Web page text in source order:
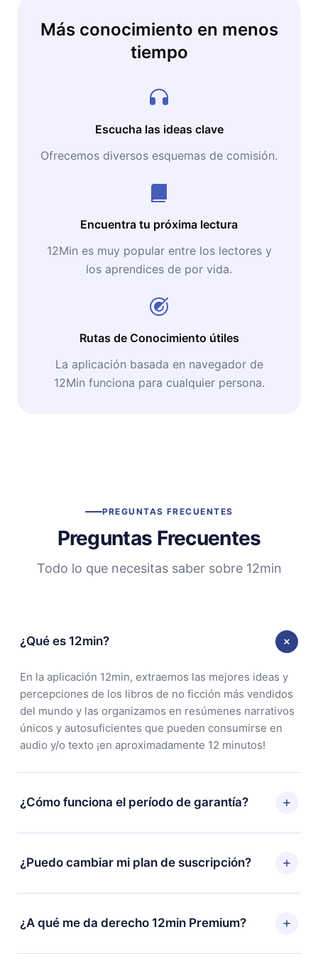
Más conocimiento en menos
tiempo
Escucha las ideas clave
Ofrecemos diversos esquemas de comisión.
Encuentra tu próxima lectura
12Min es muy popular entre los lectores y
los aprendices de por vida.
Rutas de Conocimiento útiles
La aplicación basada en navegador de
12Min funciona para cualquier persona.
PREGUNTAS FRECUENTES
Preguntas Frecuentes
Todo lo que necesitas saber sobre 12min
¿Qué es 12min?
En la aplicación 12min, extraemos las mejores ideas y
percepciones de los libros de no ficción más vendidos
del mundo y las organizamos en resúmenes narrativos
únicos y autosuficientes que pueden consumirse en
audio y/o texto ¡en aproximadamente 12 minutos!
¿Cómo funciona el período de garantía?
Puedes descargar nuestra aplicación y comenzar a
disfrutar de nuestra biblioteca. Si por alguna razón no
estás satisfecho con nuestra plataforma, simplemente
a la compra y solicita el reembolso del valor. Recibirás
¿Puedo cambiar mi plan de suscripción?
Sí, pero el cambio solo se aplicará a partir del próximo
período de facturación. Por ejemplo, si decides
cambiar tu suscripción mensual a anual, después de
¿A qué me da derecho 12min Premium?